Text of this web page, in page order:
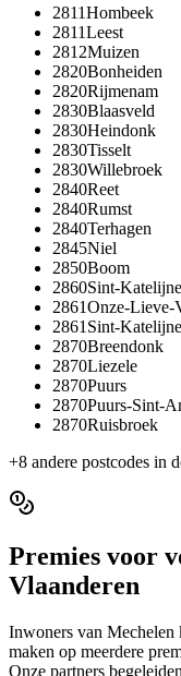
2811Hombeek
2811Leest
2812Muizen
2820Bonheiden
2820Rijmenam
2830Blaasveld
2830Heindonk
2830Tisselt
2830Willebroek
2840Reet
2840Rumst
2840Terhagen
2845Niel
2850Boom
2860Sint-
2861Onze-Lieve-
2861 Sint-
2870Breendonk
2870Liezele
2870Puurs
2870Puurs-Sint-
2870Ruisbroek
+8 andere postcodes in
Premies voor
Vlaanderen
Inwoners van Mechelen
maken op meerdere
Onze partners